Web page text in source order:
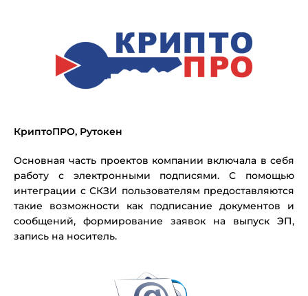
КриптоПРО, Рутокен
Основная часть проектов компании включала в себя
работу с электронными подписями. С помощью
интеграции с СКЗИ пользователям предоставляются
такие возможности как подписание документов и
сообщений, формирование заявок на выпуск ЭП,
запись на носитель.